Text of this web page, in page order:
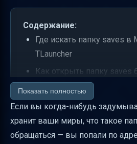
Содержание:
Где искать папку saves в
TLauncher
Как открыть папку saves
Что хранится внутри папки
Как безопасно удалять
резервные копии
Перенос сохранений
Показать полностью
Если вы когда-нибудь
хранит ваши миры, что такое
обращаться — вы попали по